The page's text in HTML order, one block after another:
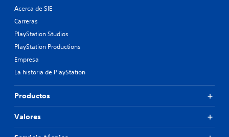
Acerca de SIE
Carreras
PlayStation Studios
PlayStation Productions
Empresa
La historia de PlayStation
Productos
Valores